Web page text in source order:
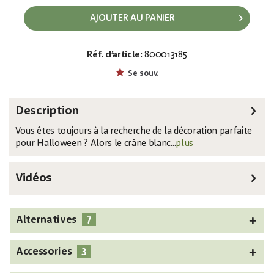
AJOUTER AU PANIER
Réf. d’article: 800013185
Se souv.
Description
Vous êtes toujours à la recherche de la décoration parfaite
pour Halloween ? Alors le crâne blanc...plus
Vidéos
Alternatives 7
Accessories 3